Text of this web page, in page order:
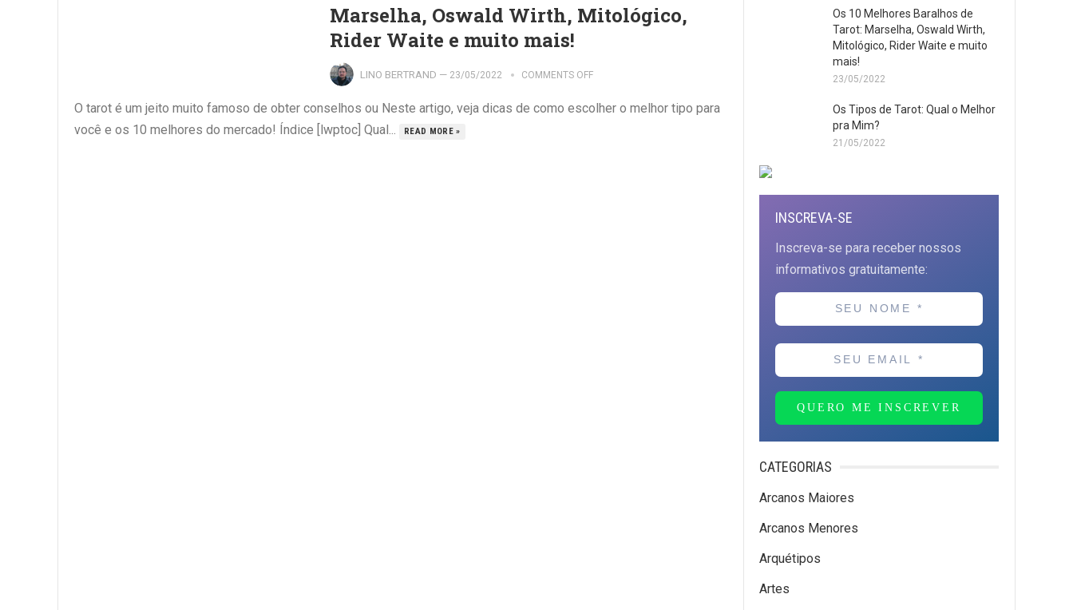
Marselha, Oswald Wirth, Mitológico,
Rider Waite e muito mais!
LINO BERTRAND — 23/05/2022 COMMENTS OFF
O tarot é um jeito muito famoso de obter conselhos ou Neste artigo, veja dicas de como escolher o melhor tipo para
você e os 10 melhores do mercado! Índice [lwptoc] Qual...
READ MORE »
Os 10 Melhores Baralhos de
Tarot: Marselha, Oswald Wirth,
Mitológico, Rider Waite e muito
mais!
23/05/2022
Os Tipos de Tarot: Qual o Melhor
pra Mim?
21/05/2022
INSCREVA-SE
Inscreva-se para receber nossos
informativos gratuitamente:
QUERO ME INSCREVER
CATEGORIAS
Arcanos Maiores
Arcanos Menores
Arquétipos
Artes